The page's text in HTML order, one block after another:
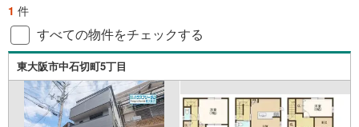
1 件
すべての物件をチェックする
東大阪市中石切町5丁目